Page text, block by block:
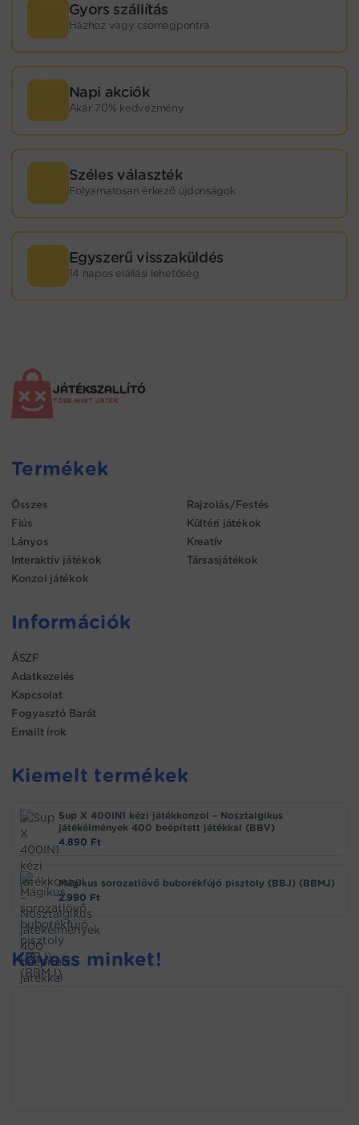
Gyors szállítás
Házhoz vagy csomagpontra
Napi akciók
Akár 70% kedvezmény
Széles választék
Folyamatosan érkező újdonságok
Egyszerű visszaküldés
14 napos elállási lehetőség
JÁTÉKSZALLÍTÓ
TÖBB MINT JÁTÉK
Termékek
Összes
Fiús
Lányos
Interaktív játékok
Konzol játékok
Rajzolás/Festés
Kültéri játékok
Kreatív
Társasjátékok
Információk
ÁSZF
Adatkezelés
Kapcsolat
Fogyasztó Barát
Emailt írok
Kiemelt termékek
Sup X 400IN1 kézi játékkonzol – Nosztalgikus
játékélmények 400 beépített játékkal (BBV)
4.890 Ft
Mágikus sorozatlövő buborékfújó pisztoly (BBJ) (BBMJ)
2.990 Ft
Kövess minket!